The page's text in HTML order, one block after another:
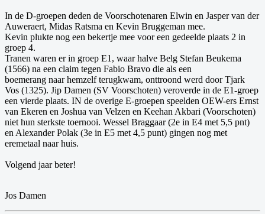
In de D-groepen deden de Voorschotenaren Elwin en Jasper van der
Auweraert, Midas Ratsma en Kevin Bruggeman mee.
Kevin plukte nog een bekertje mee voor een gedeelde plaats 2 in
groep 4.
Tranen waren er in groep E1, waar halve Belg Stefan Beukema
(1566) na een claim tegen Fabio Bravo die als een
boemerang naar hemzelf terugkwam, onttroond werd door Tjark
Vos (1325). Jip Damen (SV Voorschoten) veroverde in de E1-groep
een vierde plaats. IN de overige E-groepen speelden OEW-ers Ernst
van Ekeren en Joshua van Velzen en Keehan Akbari (Voorschoten)
niet hun sterkste toernooi. Wessel Braggaar (2e in E4 met 5,5 pnt)
en Alexander Polak (3e in E5 met 4,5 punt) gingen nog met
eremetaal naar huis.
Volgend jaar beter!
Jos Damen